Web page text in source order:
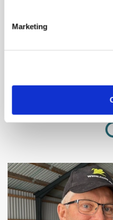
Marketing
Rådgiver om DB-Tjek: